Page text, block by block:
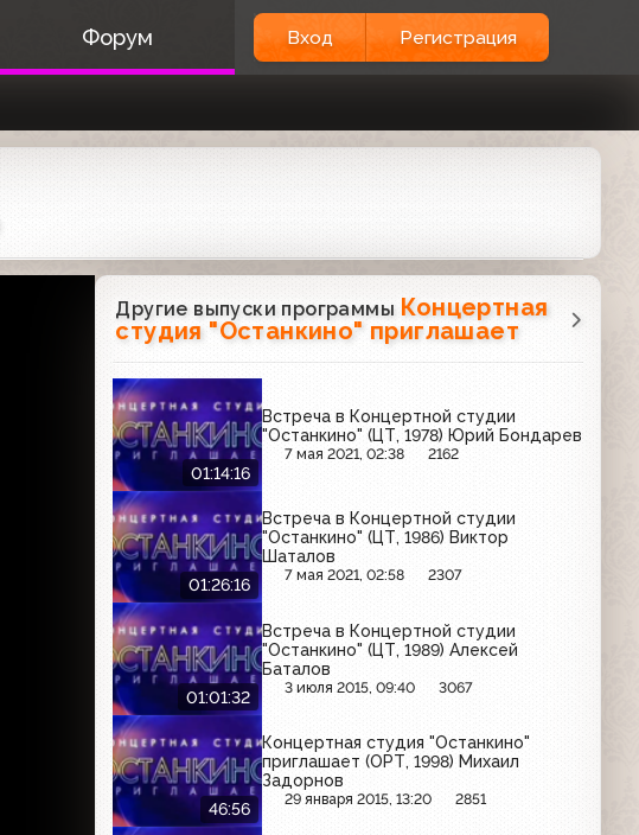
Форум Вход Регистрация
Другие выпуски программы Концертная
студия "Останкино" приглашает
01:14:16
Встреча в Концертной студии
"Останкино" (ЦТ, 1978) Юрий Бондарев
7 мая 2021, 02:38 2162
01:26:16
Встреча в Концертной студии
"Останкино" (ЦТ, 1986) Виктор
Шаталов
7 мая 2021, 02:58 2307
01:01:32
Встреча в Концертной студии
"Останкино" (ЦТ, 1989) Алексей
Баталов
3 июля 2015, 09:40 3067
46:56
Концертная студия "Останкино"
приглашает (ОРТ, 1998) Михаил
Задорнов
29 января 2015, 13:20 2851